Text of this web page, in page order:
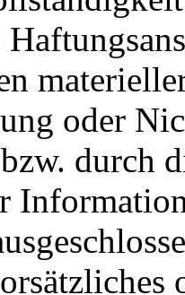
oder
durch